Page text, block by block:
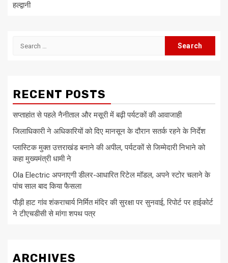
हल्द्वानी
Search
RECENT POSTS
सप्ताहांत से पहले नैनीताल और मसूरी में बढ़ी पर्यटकों की आवाजाही
जिलाधिकारी ने अधिकारियों को दिए मानसून के दौरान सतर्क रहने के निर्देश
प्लास्टिक मुक्त उत्तराखंड बनाने की अपील, पर्यटकों से जिम्मेदारी निभाने को
कहा मुख्यमंत्री धामी ने
Ola Electric अपनाएगी डीलर-आधारित रिटेल मॉडल, अपने स्टोर चलाने के
पांच साल बाद किया फैसला
पौड़ी हाट गांव शंकराचार्य निर्मित मंदिर की सुरक्षा पर सुनवाई, रिपोर्ट पर हाईकोर्ट
ने टीएचडीसी से मांगा शपथ पत्र
ARCHIVES